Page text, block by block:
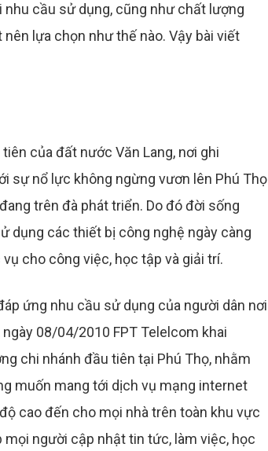
cầu sử dụng, cũng như chất lượng
lựa chọn như thế nào. Vậy bài viết
của đất nước Văn Lang, nơi ghi
sự nổ lực không ngừng vươn lên Phú Thọ
trên đà phát triển. Do đó đời sống
dụng các thiết bị công nghệ ngày càng
cho công việc, học tập và giải trí.
ứng nhu cầu sử dụng của người dân nơi
ngày 08/04/2010 FPT Telelcom khai
chi nhánh đầu tiên tại Phú Thọ, nhằm
muốn mang tới dịch vụ mạng internet
cao đến cho mọi nhà trên toàn khu vực
mọi người cập nhật tin tức, làm việc, học